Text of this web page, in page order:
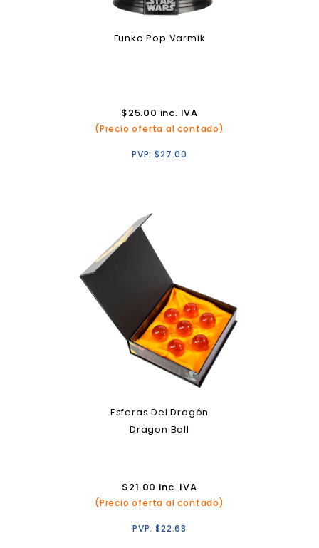
Funko Pop Varmik
$25.00 inc. IVA
(Precio oferta al contado)
PVP:$27.00
Esferas Del Dragón
Dragon Ball
$21.00 inc. IVA
(Precio oferta al contado)
PVP:$22.68